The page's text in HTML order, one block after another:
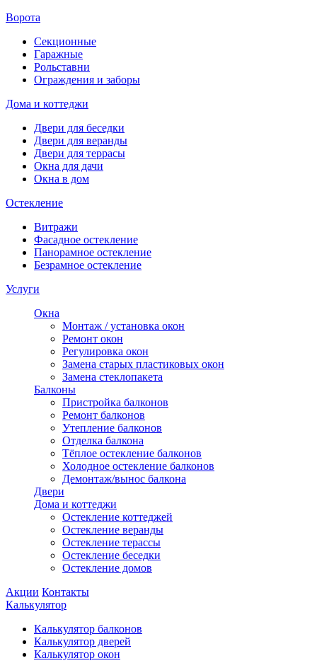
Ворота
Секционные
Гаражные
Рольставни
Ограждения и заборы
Дома и коттеджи
Двери для беседки
Двери для веранды
Двери для террасы
Окна для дачи
Окна в дом
Остекление
Витражи
Фасадное остекление
Панорамное остекление
Безрамное остекление
Услуги
Окна
Монтаж / установка окон
Ремонт окон
Регулировка окон
Замена старых пластиковых окон
Замена стеклопакета
Балконы
Пристройка балконов
Ремонт балконов
Утепление балконов
Отделка балкона
Тёплое остекление балконов
Холодное остекление балконов
Демонтаж/вынос балкона
Двери
Дома и коттеджи
Остекление коттеджей
Остекление веранды
Остекление терассы
Остекление беседки
Остекление домов
Акции Контакты
Калькулятор
Калькулятор балконов
Калькулятор дверей
Калькулятор окон